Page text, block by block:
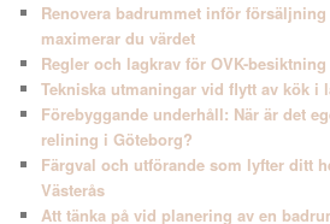
Renovera badrummet inför
maximerar du värdet
Regler och lagkrav för OVK-
Tekniska utmaningar vid flytt av kök i
Förebyggande underhåll: När är det
relining i Göteborg?
Färgval och utförande som lyfter ditt
Västerås
Att tänka på vid planering av en